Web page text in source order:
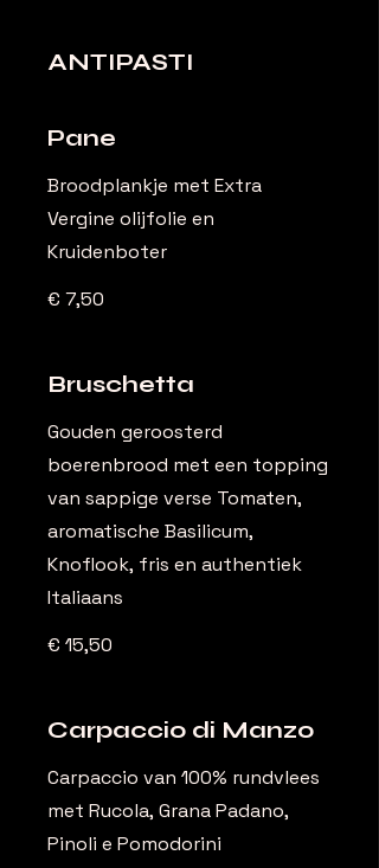
ANTIPASTI
Pane
Broodplankje met Extra
Vergine olijfolie en
Kruidenboter
€ 7,50
Bruschetta
Gouden geroosterd
boerenbrood met een topping
van sappige verse Tomaten,
aromatische Basilicum,
Knoflook, fris en authentiek
Italiaans
€ 15,50
Carpaccio di Manzo
Carpaccio van 100% rundvlees
met Rucola, Grana Padano,
Pinoli e Pomodorini